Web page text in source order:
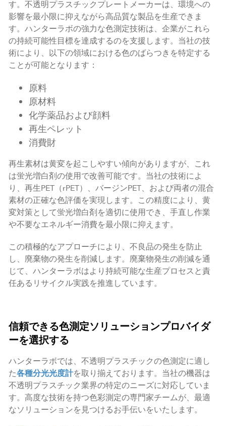
す。不透明プラスチックプレートメーカーは、環境への
影響を最小限に抑えながら高品質な製品を生産できま
す。ハンターラボの強力な色測定技術は、企業がこれら
の持続可能性目標を達成するのを支援します。当社の技
術により、以下の領域における色のばらつきを特定する
ことが可能となります：
原料
原材料
化学薬品および顔料
再生ペレット
消費財
再生素材は黄変を起こしやすい傾向がありますが、これ
は蛍光増白剤の使用で改善可能です。当社の技術によ
り、再生PET（rPET）、バージンPET、および両者の混合
素材の正確な色評価を実現します。この精度により、黄
変対策として蛍光増白剤を適切に使用でき、手直し作業
や不要なエネルギー消費を最小限に抑えます。
この積極的なアプローチにより、不良品の発生を防止
し、廃棄物の発生を削減します。廃棄物発生の削減を通
じて、ハンターラボはより持続可能な生産プロセスと責
任あるリサイクル実践を推進しています。
信頼できる色測定ソリューションプロバイダ
ーを選択する
ハンターラボでは、不透明プラスチックの色測定に適し
た各種分光光度計を取り揃えております。当社の機器は
不透明プラスチック業界の特定のニーズに対応していま
す。高度な技術を持つ色彩測定の専門家チームが、最適
なソリューションを見つけるお手伝いをいたします。